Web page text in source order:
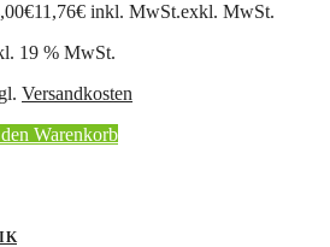
€11,76€ inkl. MwSt.exkl. MwSt.
19 % MwSt.
Versandkosten
Warenkorb